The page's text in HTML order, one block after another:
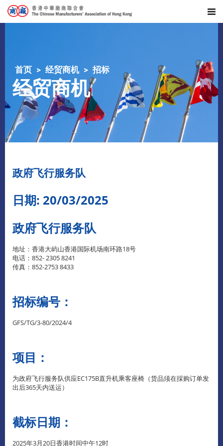
首页 经贸商机 招标
经贸商机
​政府飞行服务队
日期: 20/03/2025
政府飞行服务队
地址：香港大屿山香港国际机场南环路18号
电话：852- 2305 8241
传真：852-2753 8433
招标编号：
GFS/TG/3-80/2024/4
项目：
为政府飞行服务队供应EC175B直升机乘客座椅（货品须在採购订单发
出后365天内送运）
截标日期：
2025年3月20日香港时间中午12时